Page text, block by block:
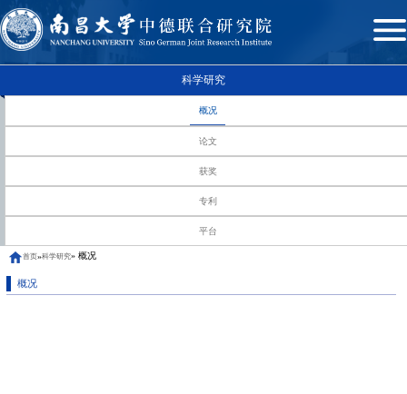
科学研究
概况
论文
获奖
专利
平台
首页»科学研究» 概况
概况